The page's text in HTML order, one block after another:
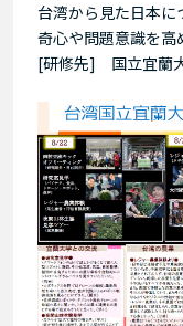
台湾から見た日本
奇心や問題意識を高
[研修先] 国立宜蘭大